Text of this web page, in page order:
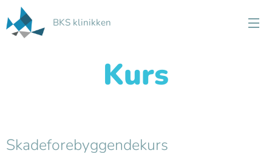
BKS klinikken
Kurs
Skadeforebyggendekurs